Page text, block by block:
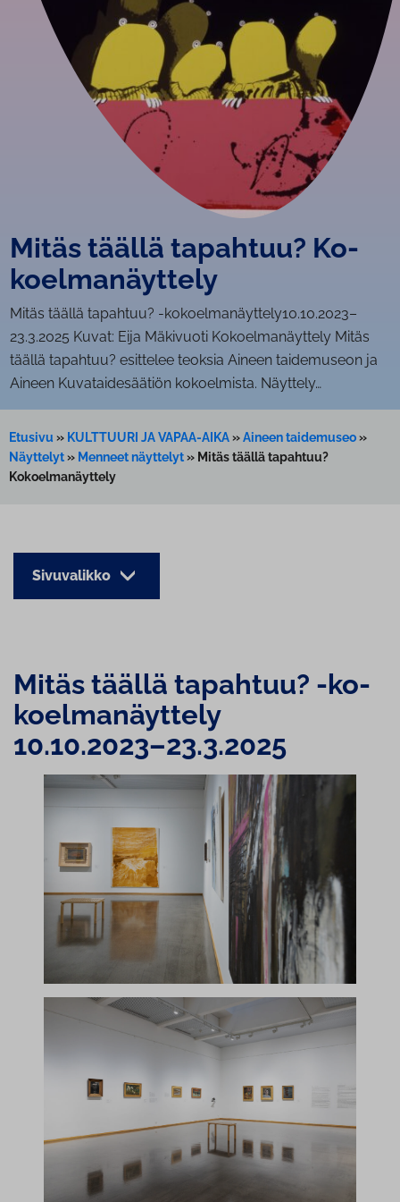
Mitäs täällä tapahtuu? Ko­
koel­ma­näyt­te­ly
Mitäs täällä tapahtuu? -ko­koel­ma­näyt­te­ly10.10.2023–
23.3.2025 Kuvat: Eija Mäkivuoti Kokoelmanäyttely Mitäs
täällä tapahtuu? esittelee teoksia Aineen taidemuseon ja
Aineen Kuvataidesäätiön kokoelmista. Näyttely…
Etusivu » KULTTUURI JA VAPAA-AIKA»Aineen taidemuseo»
Näyttelyt» Menneet näyttelyt» Mitäs täällä tapahtuu?
Kokoelmanäyttely
Sivuvalikko
Mitäs täällä tapahtuu? -ko­
koel­ma­näyt­te­ly
10.10.2023–23.3.2025